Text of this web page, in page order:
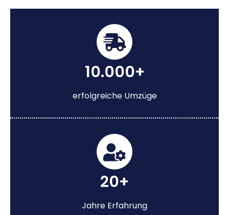
10.000+
erfolgreiche Umzüge
20+
Jahre Erfahrung